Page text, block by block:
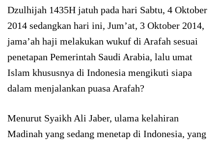
Dzulhijah 1435H jatuh pada hari Sabtu, 4 Oktober
2014 sedangkan hari ini, Jum’at, 3 Oktober 2014,
jama’ah haji melakukan wukuf di Arafah sesuai
penetapan Pemerintah Saudi Arabia, lalu umat
Islam khususnya di Indonesia mengikuti siapa
dalam menjalankan puasa Arafah?
Menurut Syaikh Ali Jaber, ulama kelahiran
Madinah yang sedang menetap di Indonesia, yang